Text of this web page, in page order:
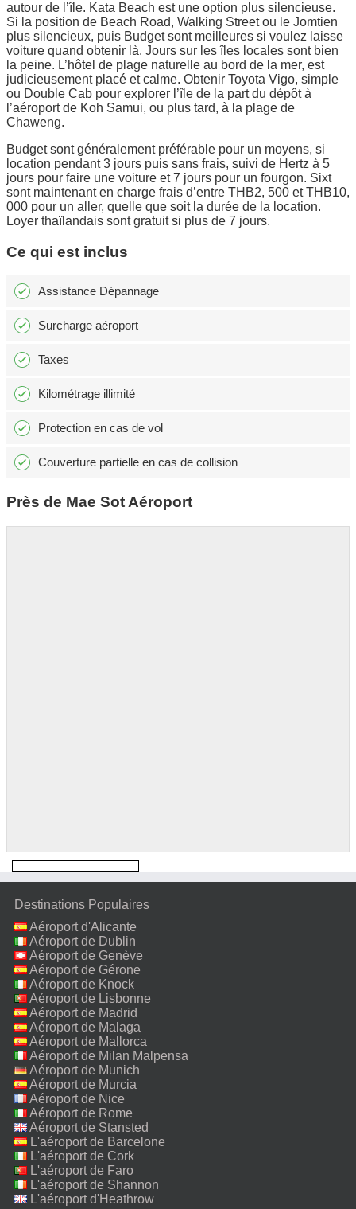
autour de l’île. Kata Beach est une option plus silencieuse.
Si la position de Beach Road, Walking Street ou le Jomtien
plus silencieux, puis Budget sont meilleures si voulez laisse
voiture quand obtenir là. Jours sur les îles locales sont bien
la peine. L’hôtel de plage naturelle au bord de la mer, est
judicieusement placé et calme. Obtenir Toyota Vigo, simple
ou Double Cab pour explorer l’île de la part du dépôt à
l’aéroport de Koh Samui, ou plus tard, à la plage de
Chaweng.
Budget sont généralement préférable pour un moyens, si
location pendant 3 jours puis sans frais, suivi de Hertz à 5
jours pour faire une voiture et 7 jours pour un fourgon. Sixt
sont maintenant en charge frais d’entre THB2, 500 et THB10,
000 pour un aller, quelle que soit la durée de la location.
Loyer thaïlandais sont gratuit si plus de 7 jours.
Ce qui est inclus
Assistance Dépannage
Surcharge aéroport
Taxes
Kilométrage illimité
Protection en cas de vol
Couverture partielle en cas de collision
Près de Mae Sot Aéroport
Destinations Populaires
Aéroport d'Alicante
Aéroport de Dublin
Aéroport de Genève
Aéroport de Gérone
Aéroport de Knock
Aéroport de Lisbonne
Aéroport de Madrid
Aéroport de Malaga
Aéroport de Mallorca
Aéroport de Milan Malpensa
Aéroport de Munich
Aéroport de Murcia
Aéroport de Nice
Aéroport de Rome
Fiumicino
Aéroport de Stansted
L'aéroport de Barcelone
L'aéroport de Cork
L'aéroport de Faro
L'aéroport de Shannon
L'aéroport d'Heathrow